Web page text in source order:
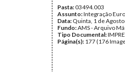
Pasta:03494.003
Assunto:Integração
Data: Quinta, 1 de
Fundo:AMS - Arquivo
Tipo Documental:
Página(s): 177 (176